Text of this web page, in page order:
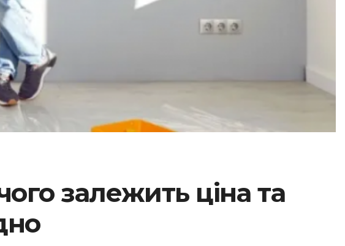
залежить ціна та